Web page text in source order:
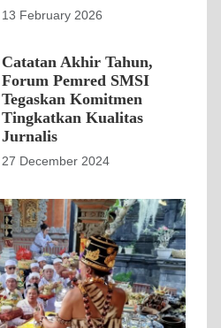
13 February 2026
Catatan Akhir Tahun,
Forum Pemred SMSI
Tegaskan Komitmen
Tingkatkan Kualitas
Jurnalis
27 December 2024